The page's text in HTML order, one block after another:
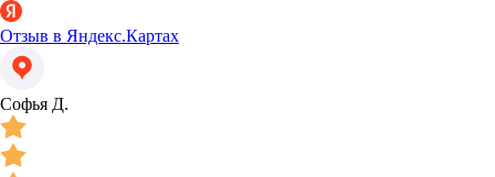
Отзыв в Яндекс.Картах
Софья Д.